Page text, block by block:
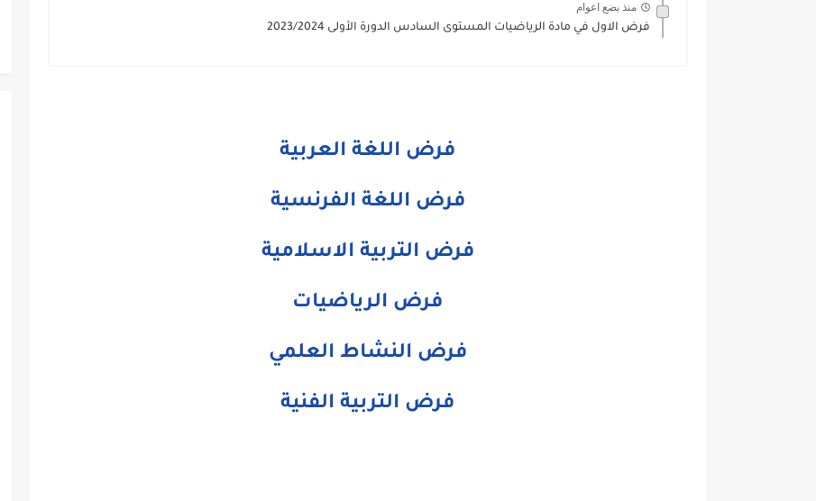
منذ بضع اعوام
فرض الاول في مادة الرياضيات المستوى السادس الدورة الأولى 2023/2024
فرض اللغة العربية
فرض اللغة الفرنسية
فرض التربية الاسلامية
فرض الرياضيات
فرض النشاط العلمي
فرض التربية الفنية